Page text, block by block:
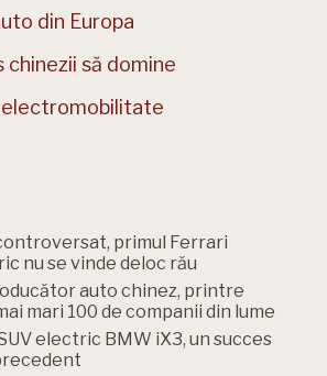
din Europa
chinezii să domine
electromobilitate
primul Ferrari
nu se vinde deloc rău
auto chinez, printre
mari 100 de companii din lume
electric BMW iX3, un succes